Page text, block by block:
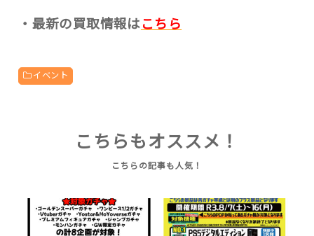
・最新の買取情報はこちら
イベント
こちらもオススメ！